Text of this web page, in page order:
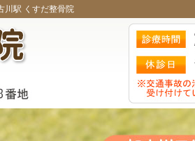
川駅 くすだ整骨院